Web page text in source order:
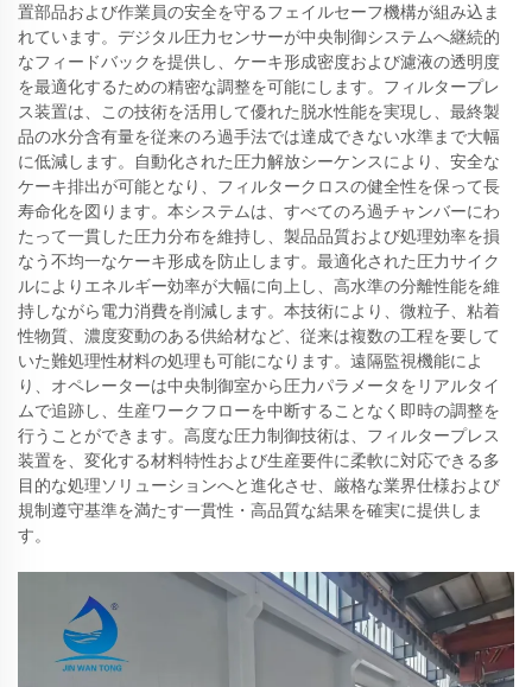
置部品および作業員の安全を守るフェイルセーフ機構が組み込ま
れています。デジタル圧力センサーが中央制御システムへ継続的
なフィードバックを提供し、ケーキ形成密度および濾液の透明度
を最適化するための精密な調整を可能にします。フィルタープレ
ス装置は、この技術を活用して優れた脱水性能を実現し、最終製
品の水分含有量を従来のろ過手法では達成できない水準まで大幅
に低減します。自動化された圧力解放シーケンスにより、安全な
ケーキ排出が可能となり、フィルタークロスの健全性を保って長
寿命化を図ります。本システムは、すべてのろ過チャンバーにわ
たって一貫した圧力分布を維持し、製品品質および処理効率を損
なう不均一なケーキ形成を防止します。最適化された圧力サイク
ルによりエネルギー効率が大幅に向上し、高水準の分離性能を維
持しながら電力消費を削減します。本技術により、微粒子、粘着
性物質、濃度変動のある供給材など、従来は複数の工程を要して
いた難処理性材料の処理も可能になります。遠隔監視機能によ
り、オペレーターは中央制御室から圧力パラメータをリアルタイ
ムで追跡し、生産ワークフローを中断することなく即時の調整を
行うことができます。高度な圧力制御技術は、フィルタープレス
装置を、変化する材料特性および生産要件に柔軟に対応できる多
目的な処理ソリューションへと進化させ、厳格な業界仕様および
規制遵守基準を満たす一貫性・高品質な結果を確実に提供しま
す。